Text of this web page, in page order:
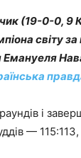
(19-0-0, 9
світу
Емануеля
і
— 115:113,